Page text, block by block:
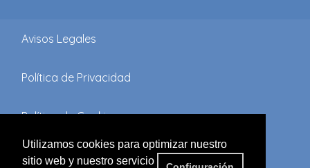
Utilizamos cookies para optimizar nuestro
sitio web y nuestro servicio
Avisos Legales
Política de Privacidad
Política de Cookies
Términos y Condiciones